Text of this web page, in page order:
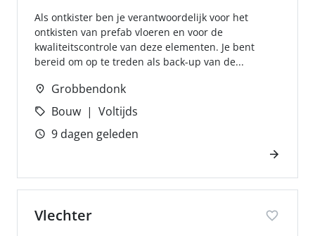
Als ontkister ben je verantwoordelijk voor het
ontkisten van prefab vloeren en voor de
kwaliteitscontrole van deze elementen. Je bent
bereid om op te treden als back-up van de...
Grobbendonk
Bouw
Voltijds
9 dagen geleden
Vlechter